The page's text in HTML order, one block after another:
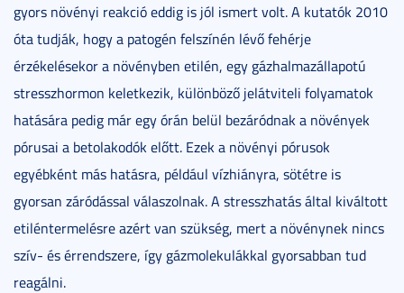
gyors növényi reakció eddig is jól ismert volt. A kutatók 2010
óta tudják, hogy a patogén felszínén lévő fehérje
érzékelésekor a növényben etilén, egy gázhalmazállapotú
stresszhormon keletkezik, különböző jelátviteli folyamatok
hatására pedig már egy órán belül bezáródnak a növények
pórusai a betolakodók előtt. Ezek a növényi pórusok
egyébként más hatásra, például vízhiányra, sötétre is
gyorsan záródással válaszolnak. A stresszhatás által kiváltott
etiléntermelésre azért van szükség, mert a növénynek nincs
szív- és érrendszere, így gázmolekulákkal gyorsabban tud
reagálni.